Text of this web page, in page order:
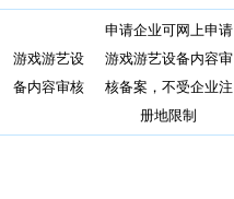
游戏游艺设
备内容审核
申请企业可网上申请
游戏游艺设备内容审
核备案，不受企业注
册地限制